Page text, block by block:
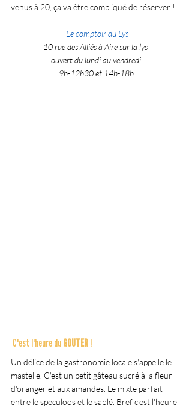
venus à 20, ça va être compliqué de réserver !
Le comptoir du Lys
10 rue des Alliés à Aire sur la lys
ouvert du lundi au vendredi
9h-12h30 et 14h-18h
C'est l'heure du GOUTER !
Un délice de la gastronomie locale s'appelle le
mastelle. C'est un petit gâteau sucré à la fleur
d'oranger et aux amandes. Le mixte parfait
entre le speculoos et le sablé. Bref c'est l'heure